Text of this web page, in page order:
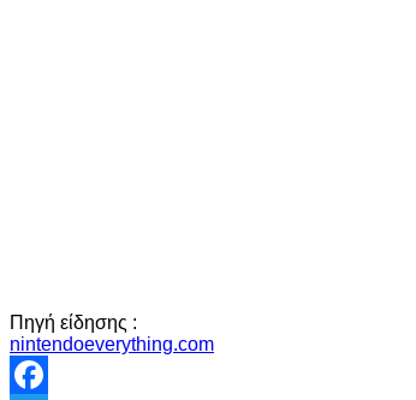
Πηγή είδησης :
nintendoeverything.com